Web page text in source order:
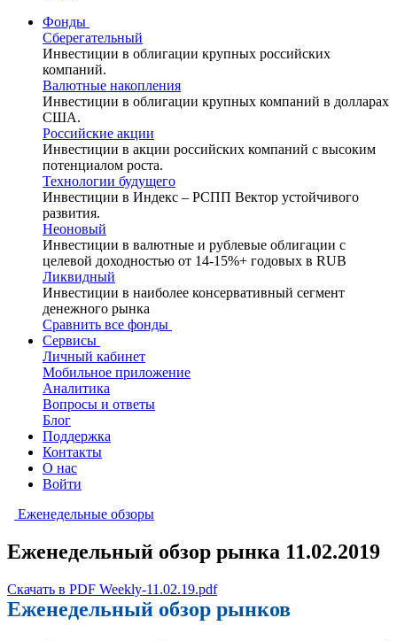
Фонды
Сберегательный
Инвестиции в облигации крупных российских
компаний.
Валютные накопления
Инвестиции в облигации крупных компаний в долларах
США.
Российские акции
Инвестиции в акции российских компаний с высоким
потенциалом роста.
Технологии будущего
Инвестиции в Индекс – РСПП Вектор устойчивого
развития.
Неоновый
Инвестиции в валютные и рублевые облигации с
целевой доходностью от 14-15%+ годовых в RUB
Ликвидный
Инвестиции в наиболее консервативный сегмент
денежного рынка
Сравнить все фонды
Сервисы
Личный кабинет
Мобильное приложение
Аналитика
Вопросы и ответы
Блог
Поддержка
Контакты
О нас
Войти
Еженедельные обзоры
Еженедельный обзор рынка 11.02.2019
Скачать в PDF Weekly-11.02.19.pdf
Еженедельный обзор рынков